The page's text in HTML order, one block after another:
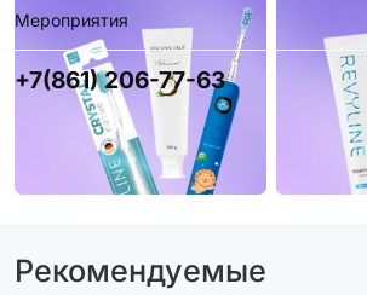
Мероприятия
+7(861) 206-77-63
Рекомендуемые